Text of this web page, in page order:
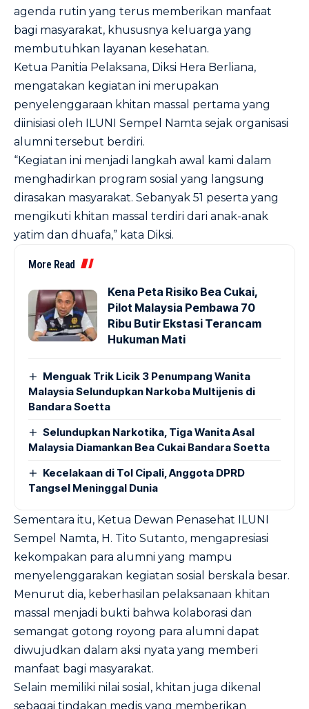
agenda rutin yang terus memberikan manfaat
bagi masyarakat, khususnya keluarga yang
membutuhkan layanan kesehatan.
Ketua Panitia Pelaksana, Diksi Hera Berliana,
mengatakan kegiatan ini merupakan
penyelenggaraan khitan massal pertama yang
diinisiasi oleh ILUNI Sempel Namta sejak organisasi
alumni tersebut berdiri.
“Kegiatan ini menjadi langkah awal kami dalam
menghadirkan program sosial yang langsung
dirasakan masyarakat. Sebanyak 51 peserta yang
mengikuti khitan massal terdiri dari anak-anak
yatim dan dhuafa,” kata Diksi.
More Read
Kena Peta Risiko Bea Cukai,
Pilot Malaysia Pembawa 70
Ribu Butir Ekstasi Terancam
Hukuman Mati
Menguak Trik Licik 3 Penumpang Wanita
Malaysia Selundupkan Narkoba Multijenis di
Bandara Soetta
Selundupkan Narkotika, Tiga Wanita Asal
Malaysia Diamankan Bea Cukai Bandara Soetta
Kecelakaan di Tol Cipali, Anggota DPRD
Tangsel Meninggal Dunia
Sementara itu, Ketua Dewan Penasehat ILUNI
Sempel Namta, H. Tito Sutanto, mengapresiasi
kekompakan para alumni yang mampu
menyelenggarakan kegiatan sosial berskala besar.
Menurut dia, keberhasilan pelaksanaan khitan
massal menjadi bukti bahwa kolaborasi dan
semangat gotong royong para alumni dapat
diwujudkan dalam aksi nyata yang memberi
manfaat bagi masyarakat.
Selain memiliki nilai sosial, khitan juga dikenal
sebagai tindakan medis yang memberikan